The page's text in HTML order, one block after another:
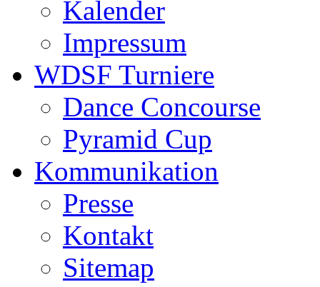
Kalender
Impressum
WDSF Turniere
Dance Concourse
Pyramid Cup
Kommunikation
Presse
Kontakt
Sitemap